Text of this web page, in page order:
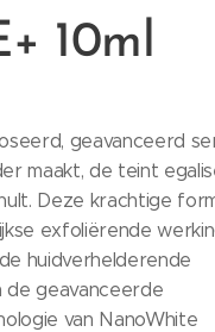
10ml
geavanceerd
maakt, de teint
Deze krachtige
exfoliërende
huidverhelderende
de geavanceerde
van NanoWhite